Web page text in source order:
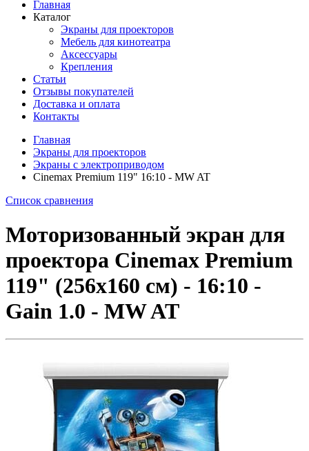
Главная
Каталог
Экраны для проекторов
Mебель для кинотеатра
Аксессуары
Крепления
Статьи
Отзывы покупателей
Доставка и оплата
Контакты
Главная
Экраны для проекторов
Экраны с электроприводом
Cinemax Premium 119" 16:10 - MW AT
Список сравнения
Моторизованный экран для
проектора Cinemax Premium
119" (256x160 см) - 16:10 -
Gain 1.0 - MW AT